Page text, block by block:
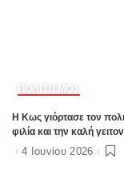
ΠΟΛΙΤΙΣΜΟΣ
Η Κως γιόρτασε τον
φιλία και την καλή
4 Ιουνίου 2026